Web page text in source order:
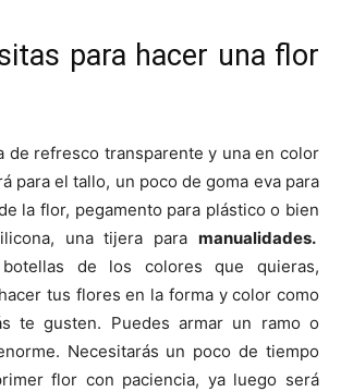
para hacer una flor
de refresco transparente y una en color
para el tallo, un poco de goma eva para
la flor, pegamento para plástico o bien
una tijera para manualidades.
de los colores que quieras,
tus flores en la forma y color como
te gusten. Puedes armar un ramo o
Necesitarás un poco de tiempo
flor con paciencia, ya luego será